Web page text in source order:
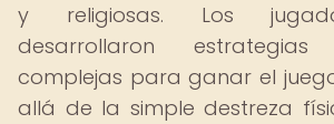
y religiosas. Los
desarrollaron
complejas para ganar el
allá de la simple destreza